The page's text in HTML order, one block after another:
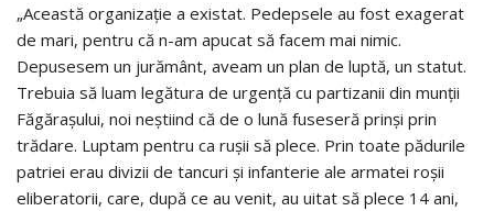
„Această organizație a existat. Pedepsele au fost exagerat
de mari, pentru că n-am apucat să facem mai nimic.
Depusesem un jurământ, aveam un plan de luptă, un statut.
Trebuia să luam legătura de urgență cu partizanii din munții
Făgărașului, noi neștiind că de o lună fuseseră prinși prin
trădare. Luptam pentru ca ruşii să plece. Prin toate pădurile
patriei erau divizii de tancuri şi infanterie ale armatei roşii
eliberatorii, care, după ce au venit, au uitat să plece 14 ani,